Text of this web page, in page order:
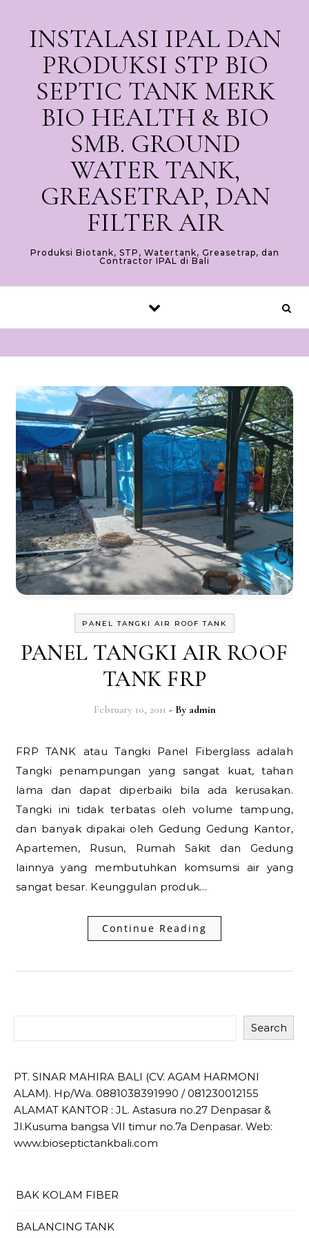
INSTALASI IPAL DAN
PRODUKSI STP BIO
SEPTIC TANK MERK
BIO HEALTH & BIO
SMB. GROUND
WATER TANK,
GREASETRAP, DAN
FILTER AIR
Produksi Biotank, STP, Watertank, Greasetrap, dan
Contractor IPAL di Bali
PANEL TANGKI AIR ROOF TANK
PANEL TANGKI AIR ROOF
TANK FRP
February 10, 2011 - By admin
FRP TANK atau Tangki Panel Fiberglass adalah
Tangki penampungan yang sangat kuat, tahan
lama dan dapat diperbaiki bila ada kerusakan.
Tangki ini tidak terbatas oleh volume tampung,
dan banyak dipakai oleh Gedung Gedung Kantor,
Apartemen, Rusun, Rumah Sakit dan Gedung
lainnya yang membutuhkan komsumsi air yang
sangat besar. Keunggulan produk…
Continue Reading
Search
PT. SINAR MAHIRA BALI (CV. AGAM HARMONI
ALAM). Hp/Wa. 0881038391990 / 081230012155
ALAMAT KANTOR : JL. Astasura no.27 Denpasar &
Jl.Kusuma bangsa VII timur no.7a Denpasar. Web:
www.bioseptictankbali.com
BAK KOLAM FIBER
BALANCING TANK